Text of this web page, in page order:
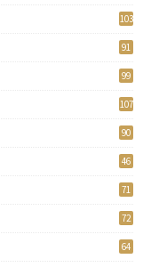
103
91
99
107
90
46
71
72
64